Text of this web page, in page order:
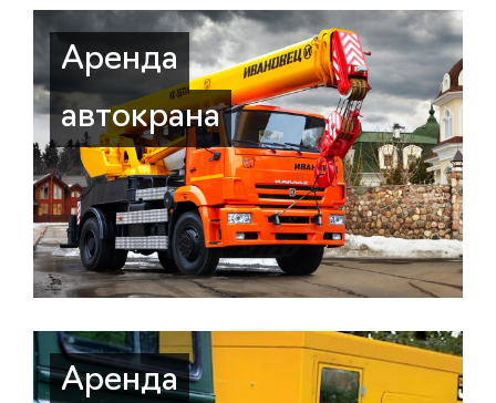
Аренда
автокрана
Аренда